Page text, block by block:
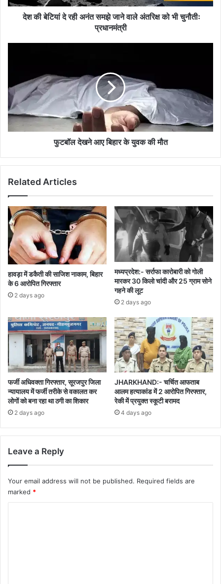
वाले
अंतरिक्षदेश की बेटियां दे रही अनंत समझे जाने वाले अंतरिक्ष को भी चुनौतीः
प्रधानमंत्री
के
युवक
की
मौत
फुटबॉल देखने आए बिहार के युवक की मौत
Related Articles
हावड़ा में डकैती की साजिश नाकाम, बिहार
के 6 आरोपित गिरफ्तार
2 days ago
मध्यप्रदेश:- सर्राफा कारोबारी को गोली
मारकर 30 किलो चांदी और 25 ग्राम सोने
गहने की लूट
2 days ago
फर्जी अधिवक्ता गिरफ्तार, सूरजपुर जिला
न्यायालय में फर्जी तरीके से वकालत कर
लोगों को बना रहा था ठगी का शिकार
2 days ago
JHARKHAND:- चर्चित आफताब
आलम हत्याकांड में 2 आरोपित गिरफ्तार,
रेकी में प्रयुक्त स्कूटी बरामद
4 days ago
Leave a Reply
Your email address will not be published. Required fields are
marked *